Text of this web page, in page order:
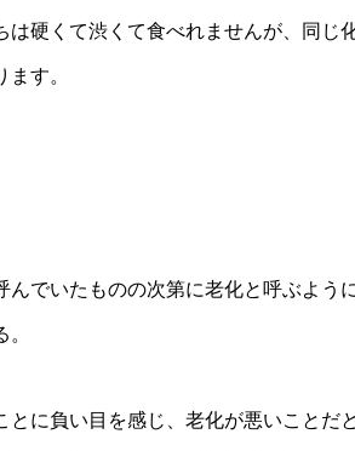
は硬くて渋くて食べれませんが、同じ
す。
でいたものの次第に老化と呼ぶように
とに負い目を感じ、老化が悪いことだ